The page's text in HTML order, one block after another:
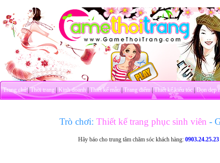
Trang chủ|Thời trang|Kinh doanh|Thiết kế mẫu|Trang điểm|Thiết kế kiểu tóc|Dọn dẹp
Trò chơi: Thiết kế trang phục sinh viên-
Hãy báo cho trung tâm chăm sóc khách hàng:0903.24.25.23